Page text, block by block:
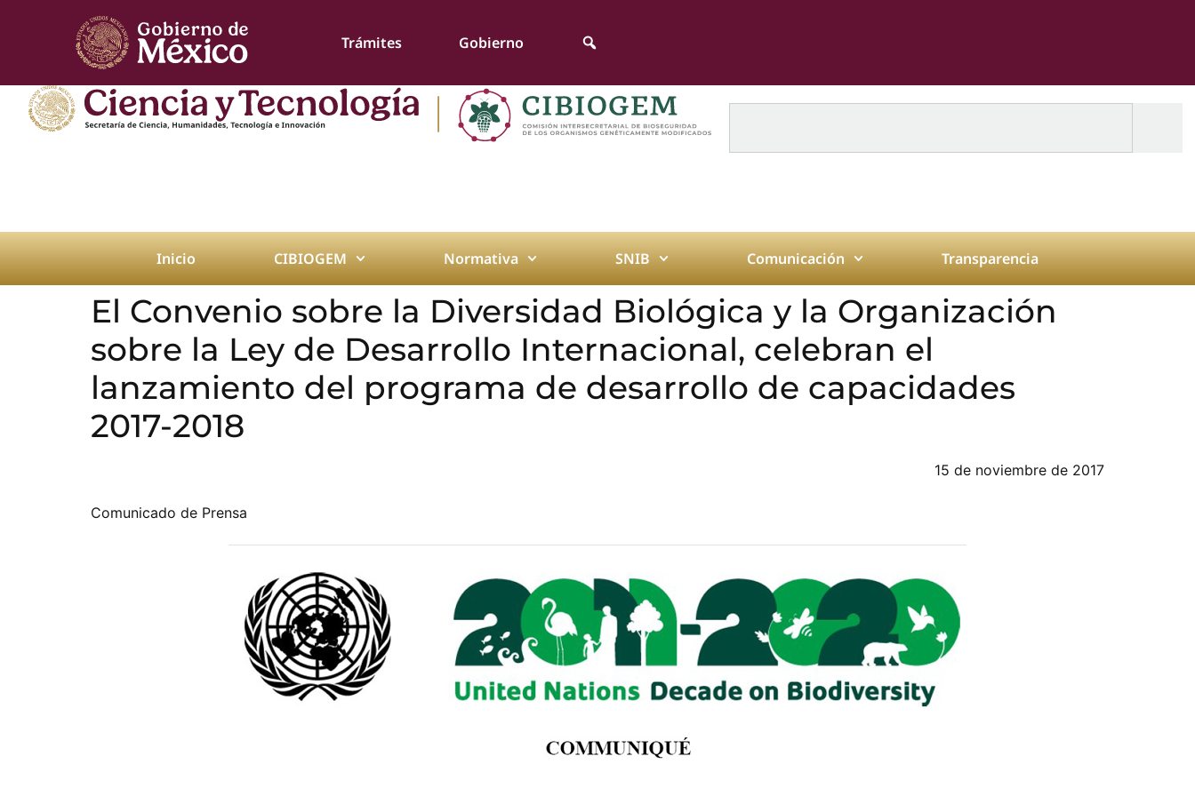
Trámites Gobierno
Inicio CIBIOGEM Normativa SNIB Comunicación Transparencia
El Convenio sobre la Diversidad Biológica y la Organización
sobre la Ley de Desarrollo Internacional, celebran el
lanzamiento del programa de desarrollo de capacidades
2017-2018
15 de noviembre de 2017
Comunicado de Prensa